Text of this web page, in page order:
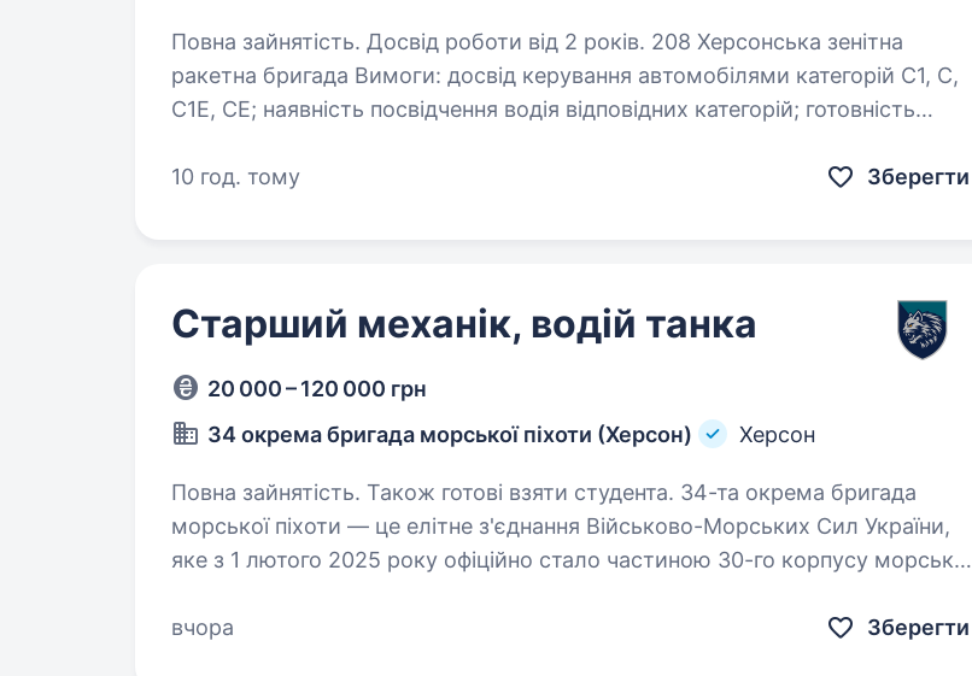
Повна зайнятість. Досвід роботи від 2 років. 208 Херсонська зенітна
ракетна бригада Вимоги: досвід керування автомобілями категорій С1, С,
С1Е, СЕ; наявність посвідчення водія відповідних категорій; готовність
10 год. тому
Зберегти
Старший механік, водій танка
20 000 – 120 000 грн
34 окрема бригада морської піхоти (Херсон)
Херсон
Повна зайнятість. Також готові взяти студента. 34-та окрема бригада
морської піхоти — це елітне з'єднання Військово-Морських Сил України,
яке з 1 лютого 2025 року офіційно стало частиною 30-го корпусу морської
вчора
Зберегти